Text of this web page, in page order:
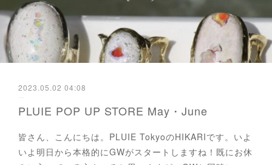
2023.05.02 04:08
PLUIE POP UP STORE May・June
皆さん、こんにちは。PLUIE TokyoのHIKARIです。いよ
いよ明日から本格的にGWがスタートしますね！既にお休